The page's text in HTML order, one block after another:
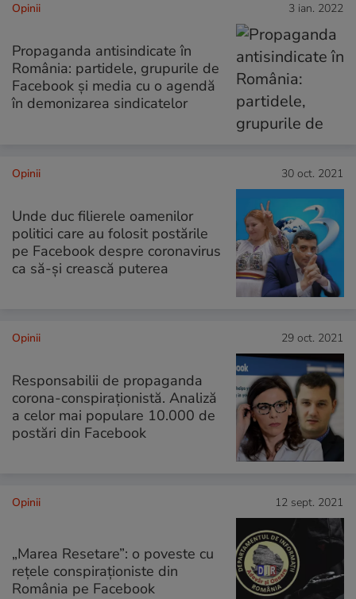
Opinii 3 ian. 2022
Propaganda antisindicate în
România: partidele, grupurile de
Facebook și media cu o agendă
în demonizarea sindicatelor
Opinii 30 oct. 2021
Unde duc filierele oamenilor
politici care au folosit postările
pe Facebook despre coronavirus
ca să-și crească puterea
Opinii 29 oct. 2021
Responsabilii de propaganda
corona-conspiraţionistă. Analiză
a celor mai populare 10.000 de
postări din Facebook
Opinii 12 sept. 2021
„Marea Resetare”: o poveste cu
reţele conspiraţioniste din
România pe Facebook